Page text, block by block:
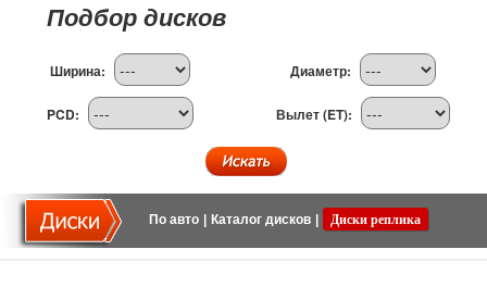
Подбор дисков
Ширина: Диаметр:
PCD: Вылет (ET):
По авто Каталог дисков Диски реплика